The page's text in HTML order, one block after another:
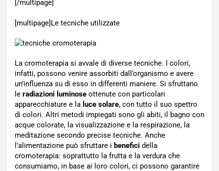
[/multipage]
[multipage]Le tecniche utilizzate
La cromoterapia si avvale di diverse tecniche. I colori,
infatti, possono venire assorbiti dall’organismo e avere
un’influenza su di esso in differenti maniere. Si sfruttano
le radiazioni luminose ottenute con particolari
apparecchiature e la luce solare, con tutto il suo spettro
di colori. Altri metodi impiegati sono gli abiti, il bagno con
acque colorate, la visualizzazione e la respirazione, la
meditazione secondo precise tecniche. Anche
l’alimentazione può sfruttare i benefici della
cromoterapia: soprattutto la frutta e la verdura che
consumiamo, in base ai loro colori, ci possono garantire